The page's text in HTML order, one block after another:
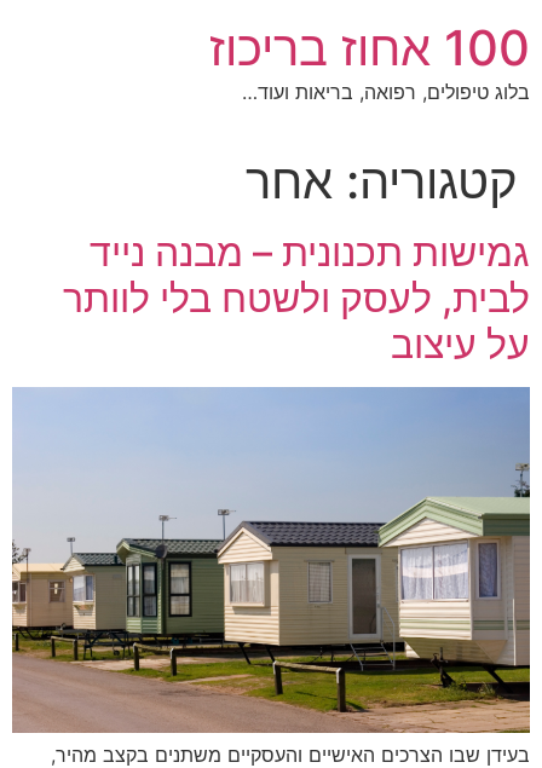
לתוכן
100 אחוז בריכוז
בלוג טיפולים, רפואה, בריאות ועוד…
קטגוריה: אחר
גמישות תכנונית – מבנה נייד
לבית, לעסק ולשטח בלי לוותר
על עיצוב
בעידן שבו הצרכים האישיים והעסקיים משתנים בקצב מהיר,